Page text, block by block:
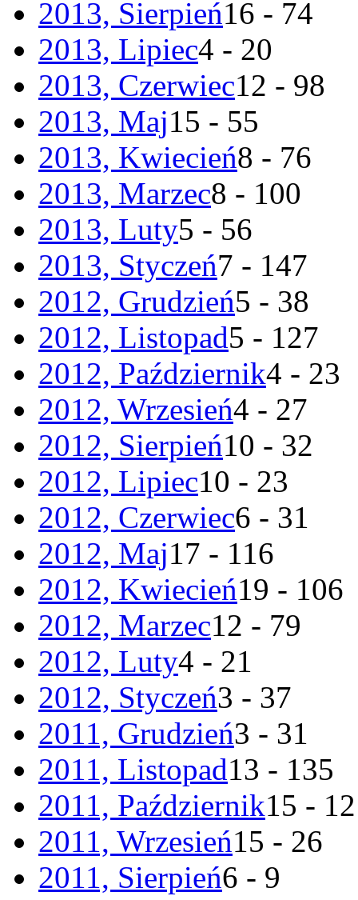
2013, Sierpień16 - 74
2013, Lipiec4 - 20
2013, Czerwiec12 - 98
2013, Maj15 - 55
2013, Kwiecień8 - 76
2013, Marzec8 - 100
2013, Luty5 - 56
2013, Styczeń7 - 147
2012, Grudzień5 - 38
2012, Listopad5 - 127
2012, Październik4 - 23
2012, Wrzesień4 - 27
2012, Sierpień10 - 32
2012, Lipiec10 - 23
2012, Czerwiec6 - 31
2012, Maj17 - 116
2012, Kwiecień19 - 106
2012, Marzec12 - 79
2012, Luty4 - 21
2012, Styczeń3 - 37
2011, Grudzień3 - 31
2011, Listopad13 - 135
2011, Październik15 -
2011, Wrzesień15 - 26
2011, Sierpień6 - 9